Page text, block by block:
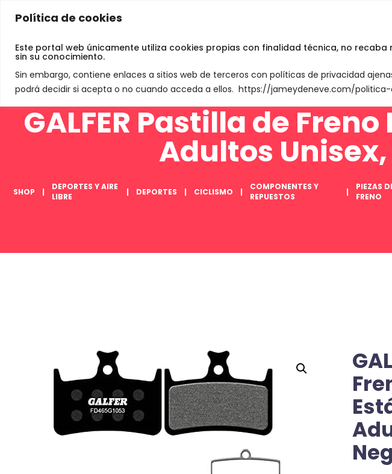
Política de cookies
Este portal web únicamente utiliza cookies propias con finalidad técnica, no
sin su conocimiento.
Sin embargo, contiene enlaces a sitios web de terceros con políticas de privacidad
podrá decidir si acepta o no cuando acceda a ellos. https://jameydeneve.com/
GALFER Pastilla de
Adultos Unisex,
SHOP
DEPORTES Y AIRE
LIBRE
DEPORTES CICLISMO
COMPONENTES Y
REPUESTOS
PIEZAS
FRENO